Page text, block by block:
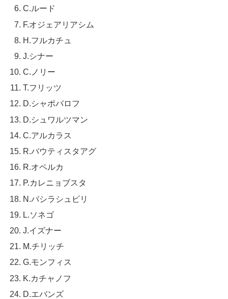
C.ルード
F.オジェアリアシム
H.フルカチュ
J.シナー
C.ノリー
T.フリッツ
D.シャポバロフ
D.シュワルツマン
C.アルカラス
R.バウティスタアグ
R.オペルカ
P.カレニョブスタ
N.バシラシュビリ
L.ソネゴ
J.イズナー
M.チリッチ
G.モンフィス
K.カチャノフ
D.エバンズ